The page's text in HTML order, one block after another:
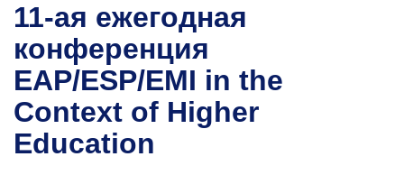
11-ая ежегодная
конференция
EAP/ESP/EMI in the
Context of Higher
Education